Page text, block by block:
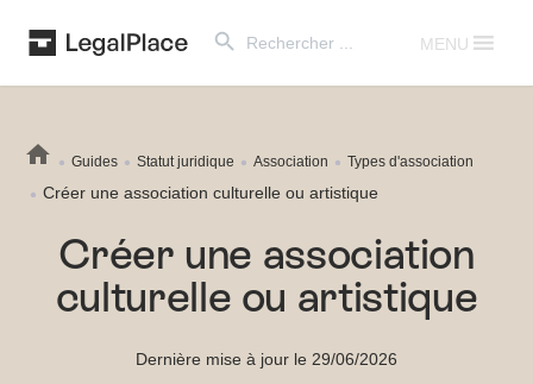
for:
MENU
Guides Statut juridique Association Types d'association
Créer une association culturelle ou artistique
Créer une association
culturelle ou artistique
Dernière mise à jour le 29/06/2026